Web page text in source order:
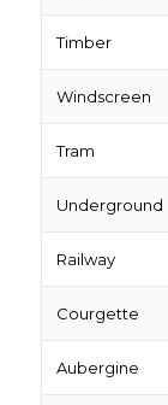
Timber
Windscreen
Tram
Underground
Railway
Courgette
Aubergine